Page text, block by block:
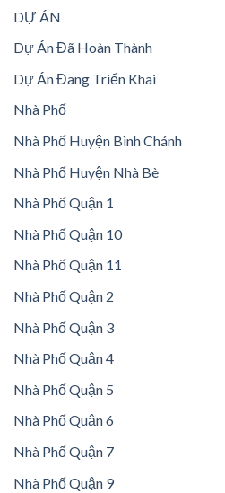
DỰ ÁN
Dự Án Đã Hoàn Thành
Dự Án Đang Triển Khai
Nhà Phố
Nhà Phố Huyện Bình Chánh
Nhà Phố Huyện Nhà Bè
Nhà Phố Quận 1
Nhà Phố Quận 10
Nhà Phố Quận 11
Nhà Phố Quận 2
Nhà Phố Quận 3
Nhà Phố Quận 4
Nhà Phố Quận 5
Nhà Phố Quận 6
Nhà Phố Quận 7
Nhà Phố Quận 9